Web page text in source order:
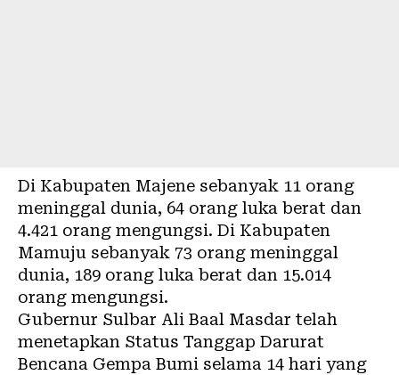
Di Kabupaten Majene sebanyak 11 orang
meninggal dunia, 64 orang luka berat dan
4.421 orang mengungsi. Di Kabupaten
Mamuju sebanyak 73 orang meninggal
dunia, 189 orang luka berat dan 15.014
orang mengungsi.
Gubernur Sulbar Ali Baal Masdar telah
menetapkan Status Tanggap Darurat
Bencana Gempa Bumi selama 14 hari yang